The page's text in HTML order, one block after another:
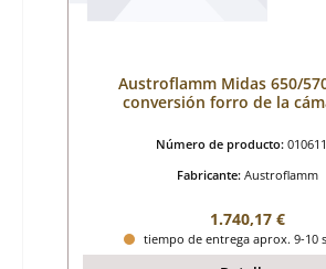
Austroflamm Midas 650/
conversión forro de la
Número de producto:
Fabricante: Austroflamm
Precio normal:
1.740,17 €
tiempo de entrega aprox. 9-10